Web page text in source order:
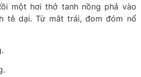
một hơi thở tanh nồng phả vào
tê dại. Từ mắt trái, đom đóm nổ